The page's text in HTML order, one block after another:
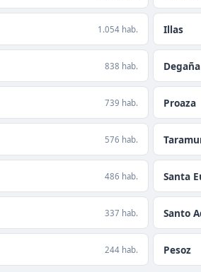
1.054 hab. Illas
838 hab. Degaña
739 hab. Proaza
576 hab.
486 hab. Santa
337 hab. Santo
244 hab. Pesoz